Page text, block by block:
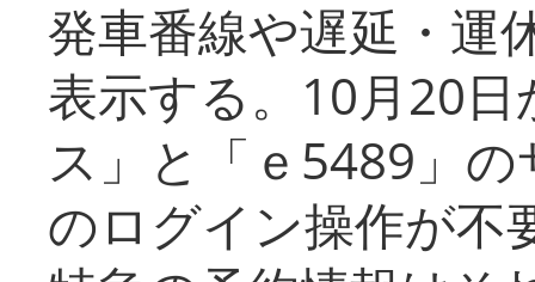
発車番線や遅延・運
表示する。10月20
ス」と「ｅ5489」
のログイン操作が不